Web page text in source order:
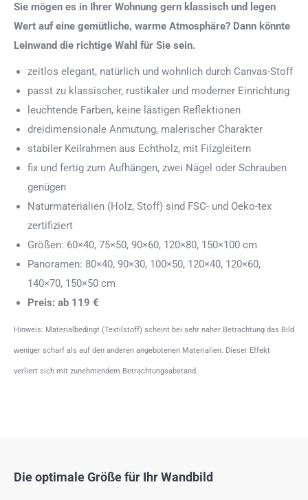
Sie mögen es in Ihrer Wohnung gern klassisch und legen
Wert auf eine gemütliche, warme Atmosphäre? Dann könnte
Leinwand die richtige Wahl für Sie sein.
zeitlos elegant, natürlich und wohnlich durch Canvas-Stoff
passt zu klassischer, rustikaler und moderner Einrichtung
leuchtende Farben, keine lästigen Reflektionen
dreidimensionale Anmutung, malerischer Charakter
stabiler Keilrahmen aus Echtholz, mit Filzgleitern
fix und fertig zum Aufhängen, zwei Nägel oder Schrauben
genügen
Naturmaterialien (Holz, Stoff) sind FSC- und Oeko-tex
zertifiziert
Größen: 60×40, 75×50, 90×60, 120×80, 150×100 cm
Panoramen: 80×40, 90×30, 100×50, 120×40, 120×60,
140×70, 150×50 cm
Preis: ab 119 €
Hinweis: Materialbedingt (Textilstoff) scheint bei sehr naher Betrachtung das Bild
weniger scharf als auf den anderen angebotenen Materialien. Dieser Effekt
verliert sich mit zunehmendem Betrachtungsabstand.
Die optimale Größe für Ihr Wandbild